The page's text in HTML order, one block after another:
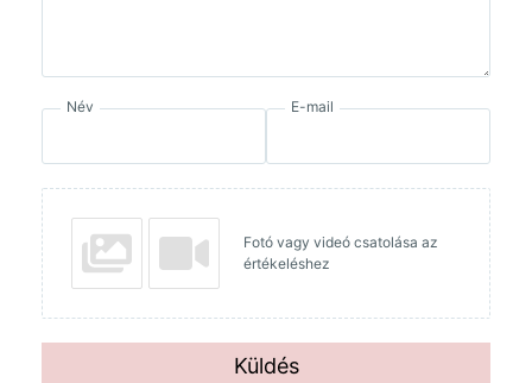
Név E-mail
Fotó vagy videó csatolása az
értékeléshez
Küldés